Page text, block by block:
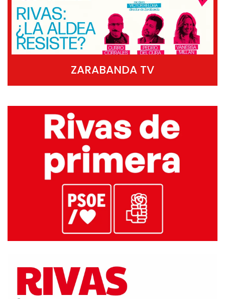
ZARABANDA TV